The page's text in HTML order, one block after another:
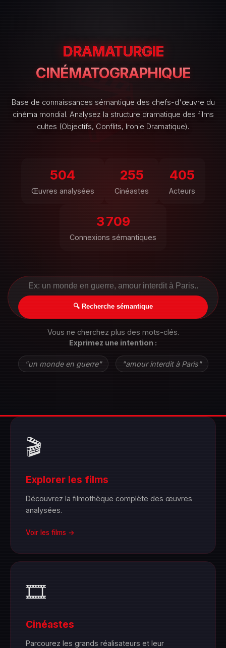
DRAMATURGIE
CINÉMATOGRAPHIQUE
Base de connaissances sémantique des chefs-d'œuvre du
cinéma mondial. Analysez la structure dramatique des films
cultes (Objectifs, Conflits, Ironie Dramatique).
504
Œuvres analysées
255
Cinéastes
405
Acteurs
3 709
Connexions sémantiques
🔍 Recherche sémantique
Vous ne cherchez plus des mots-clés.
Exprimez une intention :
"un monde en guerre" "amour interdit à Paris"
🎬
Explorer les films
Découvrez la filmothèque complète des œuvres
analysées.
Voir les films →
🎞️
Cinéastes
Parcourez les grands réalisateurs et leur